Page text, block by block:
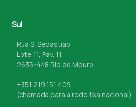
Sul
Rua S. Sebastião
Lote 11, Pav. 11,
2635-448 Rio de Mouro
+351 219 151 409
(chamada para a rede fixa nacional)